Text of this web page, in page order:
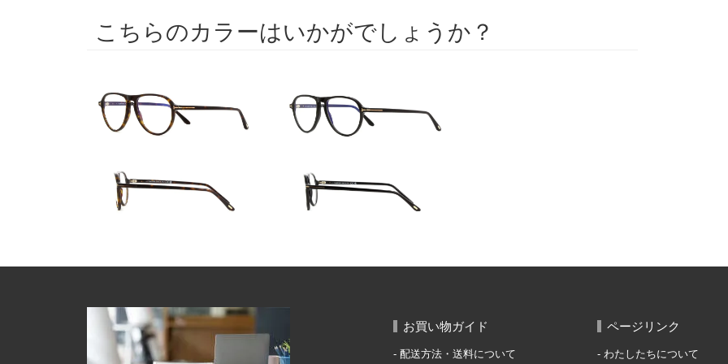
こちらのカラーはいかがでしょうか？
お買い物ガイド
配送方法・送料について
ページリンク
わたしたちについて